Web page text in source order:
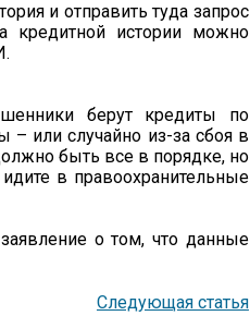
и отправить туда запрос
кредитной истории можно
берут кредиты по
– или случайно из-за сбоя в
быть все в порядке, но
в правоохранительные
о том, что данные
Следующая статья